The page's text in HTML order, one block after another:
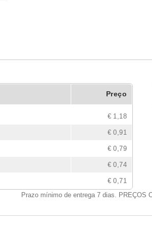
Preço
€ 1,18
€ 0,91
€ 0,79
€ 0,74
€ 0,71
Prazo mínimo de entrega 7 dias. PREÇOS